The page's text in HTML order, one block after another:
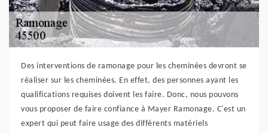
Des interventions de ramonage pour les cheminées devront se
réaliser sur les cheminées. En effet, des personnes ayant les
qualifications requises doivent les faire. Donc, nous pouvons
vous proposer de faire confiance à Mayer Ramonage. C'est un
expert qui peut faire usage des différents matériels